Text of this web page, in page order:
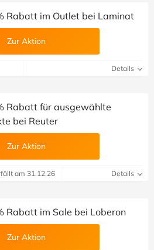
Rabatt im Outlet bei Laminat
Zur Aktion
Details
Rabatt für ausgewählte
bei Reuter
Zur Aktion
am 31.12.26 Details
Rabatt im Sale bei Loberon
Zur Aktion